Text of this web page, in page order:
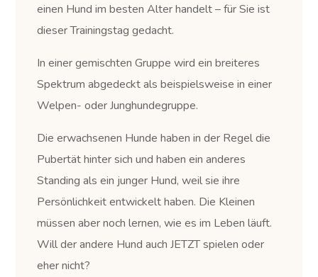
einen Hund im besten Alter handelt – für Sie ist
dieser Trainingstag gedacht.
In einer gemischten Gruppe wird ein breiteres
Spektrum abgedeckt als beispielsweise in einer
Welpen- oder Junghundegruppe.
Die erwachsenen Hunde haben in der Regel die
Pubertät hinter sich und haben ein anderes
Standing als ein junger Hund, weil sie ihre
Persönlichkeit entwickelt haben. Die Kleinen
müssen aber noch lernen, wie es im Leben läuft.
Will der andere Hund auch JETZT spielen oder
eher nicht?